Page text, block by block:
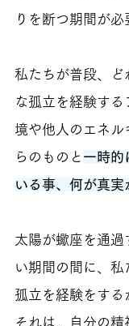
りを断つ期間が必
私たちが普段、ど
な孤立を経験す
境や他人のエネ
らのものと 一時的
いる事、何が真
太陽が蠍座を通
い期間の間に、
孤立を経験をす
それは、自分の